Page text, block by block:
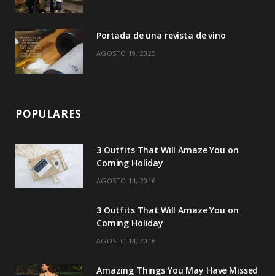
Portada de una revista de vino
AGOSTO 19, 2025
POPULARES
3 Outfits That Will Amaze You on
Coming Holiday
AGOSTO 14, 2016
3 Outfits That Will Amaze You on
Coming Holiday
AGOSTO 14, 2016
Amazing Things You May Have Missed